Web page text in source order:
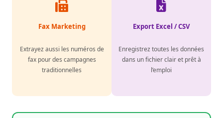
Fax Marketing
Extrayez aussi les numéros de
fax pour des campagnes
traditionnelles
Export Excel / CSV
Enregistrez toutes les données
dans un fichier clair et prêt à
l’emploi